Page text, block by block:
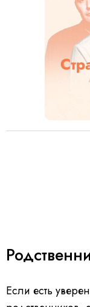
Если есть